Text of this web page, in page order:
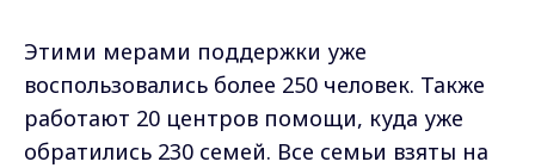
Этими мерами поддержки уже
воспользовались более 250 человек. Также
работают 20 центров помощи, куда уже
обратились 230 семей. Все семьи взяты на